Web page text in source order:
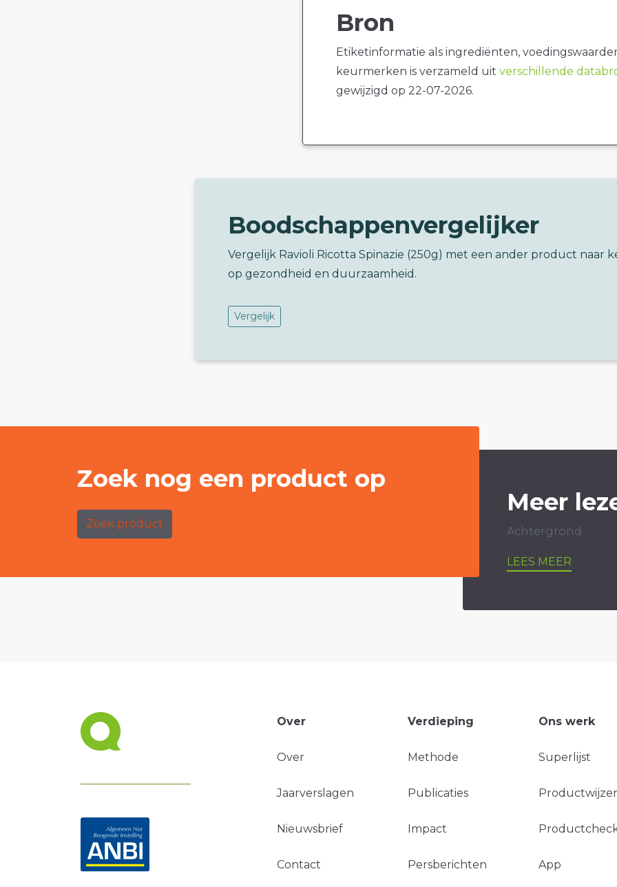
Bron
Etiketinformatie als ingrediënten,
keurmerken is verzameld uit verschillende
gewijzigd op 22-07-2026.
Boodschappenvergelijker
Vergelijk Ravioli Ricotta Spinazie (250g) met een ander product naar
op gezondheid en duurzaamheid.
Vergelijk
Zoek nog een product op
Zoek product
Meer
Achtergrond
LEES MEER
Over
Over
Jaarverslagen
Nieuwsbrief
Contact
Verdieping
Methode
Publicaties
Impact
Persberichten
Ons werk
Superlijst
App